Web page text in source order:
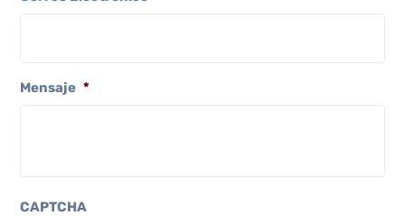
Mensaje *
CAPTCHA